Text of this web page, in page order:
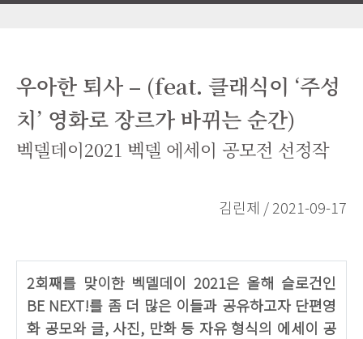
우아한 퇴사 – (feat. 클래식이 ‘주성
치’ 영화로 장르가 바뀌는 순간)
벡델데이2021 벡델 에세이 공모전 선정작
김린제 / 2021-09-17
2회째를 맞이한 벡델데이 2021은 올해 슬로건인
BE NEXT!를 좀 더 많은 이들과 공유하고자 단편영
화 공모와 글, 사진, 만화 등 자유 형식의 에세이 공